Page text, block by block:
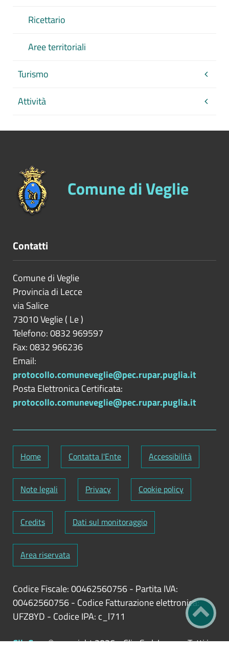
Ricettario
Aree territoriali
Turismo
Attività
Comune di Veglie
Contatti
Comune di Veglie
Provincia di Lecce
via Salice
73010Veglie( Le)
Telefono: 0832 969597
Fax: 0832 966236
Email:
protocollo.comuneveglie@pec.rupar.puglia.it
Posta Elettronica Certificata:
protocollo.comuneveglie@pec.rupar.puglia.it
Home Contatta l'Ente Accessibilità
Note legali Privacy Cookie policy
Credits Dati sul monitoraggio
Area riservata
Codice Fiscale: 00462560756- Partita IVA:
00462560756- Codice Fatturazione elettronica:
UFZ8YD - Codice IPA: c_l711
ClioCom© copyright 2026 - Clio S.r.l. Lecce - Tutti i